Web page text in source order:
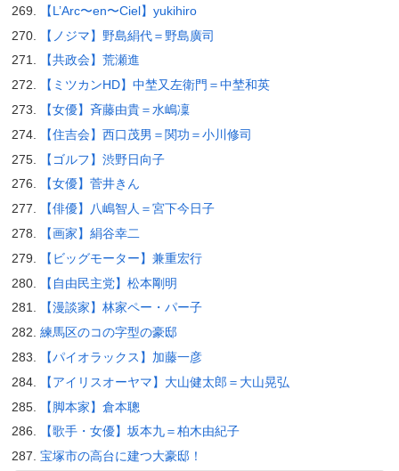
【L’Arc〜en〜Ciel】yukihiro
【ノジマ】野島絹代＝野島廣司
【共政会】荒瀬進
【ミツカンHD】中埜又左衛門＝中埜和英
【女優】斉藤由貴＝水嶋凜
【住吉会】西口茂男＝関功＝小川修司
【ゴルフ】渋野日向子
【女優】菅井きん
【俳優】八嶋智人＝宮下今日子
【画家】絹谷幸二
【ビッグモーター】兼重宏行
【自由民主党】松本剛明
【漫談家】林家ペー・パー子
練馬区のコの字型の豪邸
【パイオラックス】加藤一彦
【アイリスオーヤマ】大山健太郎＝大山晃弘
【脚本家】倉本聰
【歌手・女優】坂本九＝柏木由紀子
宝塚市の高台に建つ大豪邸！